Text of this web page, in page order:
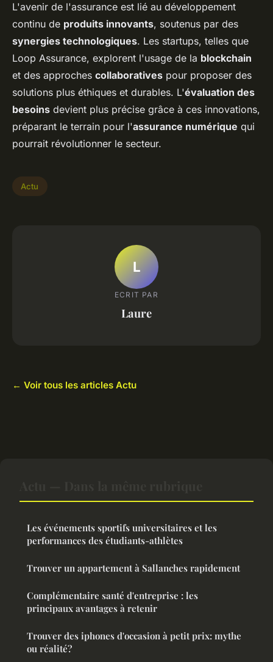
L'avenir de l'assurance est lié au développement
continu de produits innovants, soutenus par des
synergies technologiques. Les startups, telles que
Loop Assurance, explorent l'usage de la blockchain
et des approches collaboratives pour proposer des
solutions plus éthiques et durables. L'évaluation des
besoins devient plus précise grâce à ces innovations,
préparant le terrain pour l'assurance numérique qui
pourrait révolutionner le secteur.
Actu
L
ECRIT PAR
Laure
← Voir tous les articles Actu
Les événements sportifs universitaires et les
performances des étudiants-athlètes
Trouver un appartement à Sallanches rapidement
Complémentaire santé d'entreprise : les
principaux avantages à retenir
Trouver des iphones d'occasion à petit prix: mythe
ou réalité?